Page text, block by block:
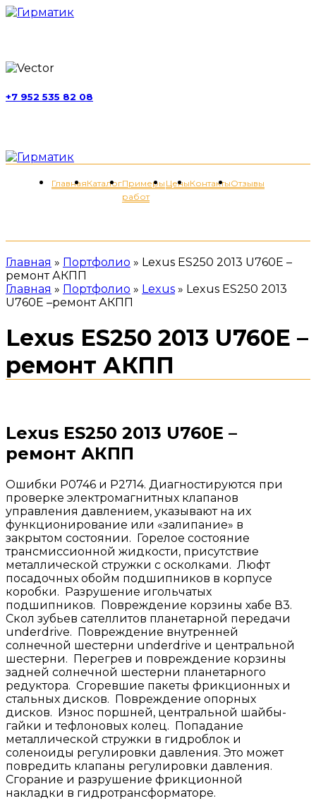
+7 952 535 82 08
ГлавнаяКаталогПримеры
работ
ЦеныКонтактыОтзывы
Главная » Портфолио » Lexus ES250 2013 U760E –
ремонт АКПП
Главная » Портфолио » Lexus » Lexus ES250 2013
U760E –ремонт АКПП
Lexus ES250 2013 U760E –
ремонт АКПП
Lexus ES250 2013 U760E –
ремонт АКПП
Ошибки P0746 и Р2714. Диагностируются при
проверке электромагнитных клапанов
управления давлением, указывают на их
функционирование или «залипание» в
закрытом состоянии. Горелое состояние
трансмиссионной жидкости, присутствие
металлической стружки с осколками. Люфт
посадочных обойм подшипников в корпусе
коробки. Разрушение игольчатых
подшипников. Повреждение корзины хабе В3.
Скол зубьев сателлитов планетарной передачи
underdrive. Повреждение внутренней
солнечной шестерни underdrive и центральной
шестерни. Перегрев и повреждение корзины
задней солнечной шестерни планетарного
редуктора. Сгоревшие пакеты фрикционных и
стальных дисков. Повреждение опорных
дисков. Износ поршней, центральной шайбы-
гайки и тефлоновых колец. Попадание
металлической стружки в гидроблок и
соленоиды регулировки давления. Это может
повредить клапаны регулировки давления.
Сгорание и разрушение фрикционной
накладки в гидротрансформаторе.